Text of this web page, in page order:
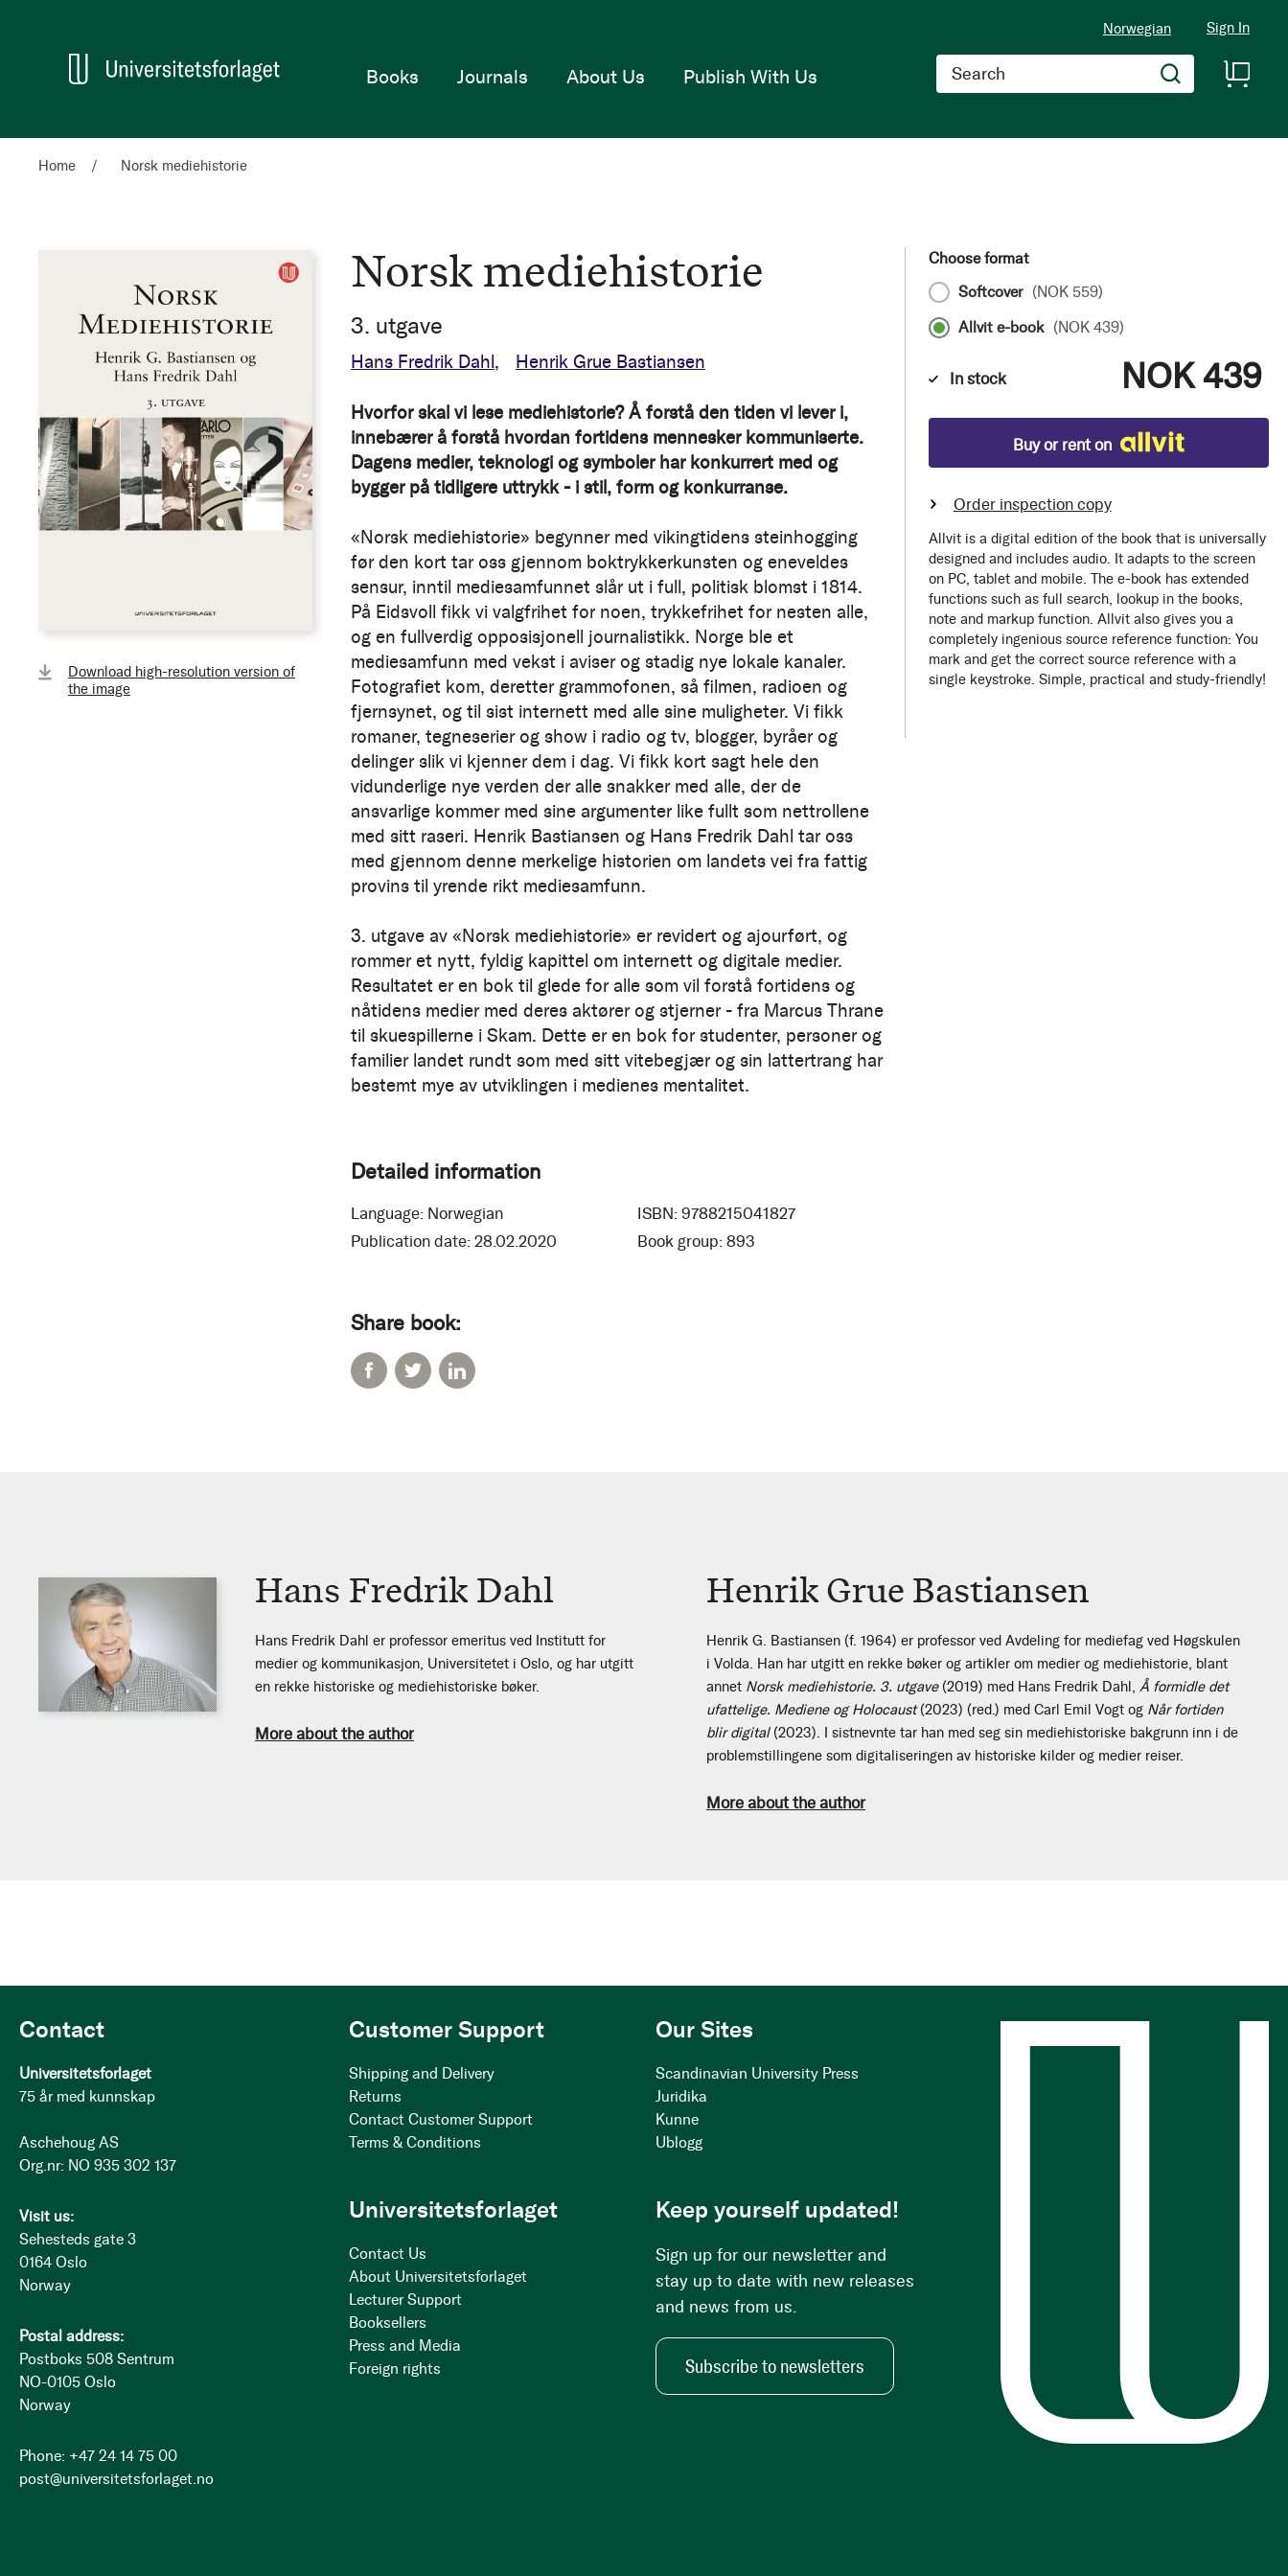
Norwegian Sign In
Search
Home
Books Journals About Us Publish With Us
Home Norsk mediehistorie
Download high-resolution version of
the image
Norsk mediehistorie
3. utgave
Hans Fredrik Dahl Henrik Grue Bastiansen
Hvorfor skal vi lese mediehistorie? Å forstå den tiden vi lever i,
innebærer å forstå hvordan fortidens mennesker kommuniserte.
Dagens medier, teknologi og symboler har konkurrert med og
bygger på tidligere uttrykk - i stil, form og konkurranse.
«Norsk mediehistorie» begynner med vikingtidens steinhogging
før den kort tar oss gjennom boktrykkerkunsten og eneveldes
sensur, inntil mediesamfunnet slår ut i full, politisk blomst i 1814.
På Eidsvoll fikk vi valgfrihet for noen, trykkefrihet for nesten alle,
og en fullverdig opposisjonell journalistikk. Norge ble et
mediesamfunn med vekst i aviser og stadig nye lokale kanaler.
Fotografiet kom, deretter grammofonen, så filmen, radioen og
fjernsynet, og til sist internett med alle sine muligheter. Vi fikk
romaner, tegneserier og show i radio og tv, blogger, byråer og
delinger slik vi kjenner dem i dag. Vi fikk kort sagt hele den
vidunderlige nye verden der alle snakker med alle, der de
ansvarlige kommer med sine argumenter like fullt som nettrollene
med sitt raseri. Henrik Bastiansen og Hans Fredrik Dahl tar oss
med gjennom denne merkelige historien om landets vei fra fattig
provins til yrende rikt mediesamfunn.
3. utgave av «Norsk mediehistorie» er revidert og ajourført, og
rommer et nytt, fyldig kapittel om internett og digitale medier.
Resultatet er en bok til glede for alle som vil forstå fortidens og
nåtidens medier med deres aktører og stjerner - fra Marcus Thrane
til skuespillerne i Skam. Dette er en bok for studenter, personer og
familier landet rundt som med sitt vitebegjær og sin lattertrang har
bestemt mye av utviklingen i medienes mentalitet.
Detailed information
Language: Norwegian ISBN: 9788215041827
Publication date: 28.02.2020 Book group: 893
Share book:
Choose format
Softcover (NOK 559)
Allvit e-book (NOK 439)
In stock NOK 439
Buy or rent on
Order inspection copy
Allvit is a digital edition of the book that is universally
designed and includes audio. It adapts to the screen
on PC, tablet and mobile. The e-book has extended
functions such as full search, lookup in the books,
note and markup function. Allvit also gives you a
completely ingenious source reference function: You
mark and get the correct source reference with a
single keystroke. Simple, practical and study-friendly!
Hans Fredrik Dahl
Hans Fredrik Dahl er professor emeritus ved Institutt for
medier og kommunikasjon, Universitetet i Oslo, og har utgitt
en rekke historiske og mediehistoriske bøker.
More about the author
Henrik Grue Bastiansen
Henrik G. Bastiansen (f. 1964) er professor ved Avdeling for mediefag ved Høgskulen
i Volda. Han har utgitt en rekke bøker og artikler om medier og mediehistorie, blant
annet Norsk mediehistorie. 3. utgave(2019) med Hans Fredrik Dahl, Å formidle det
ufattelige. Mediene og Holocaust(2023) (red.) med Carl Emil Vogt og Når fortiden
blir digital(2023). I sistnevnte tar han med seg sin mediehistoriske bakgrunn inn i de
problemstillingene som digitaliseringen av historiske kilder og medier reiser.
More about the author
Contact
Universitetsforlaget
75 år med kunnskap
Aschehoug AS
Org.nr: NO 935 302 137
Visit us:
Sehesteds gate 3
0164 Oslo
Norway
Postal address:
Postboks 508 Sentrum
NO-0105 Oslo
Norway
Phone: +47 24 14 75 00
post@universitetsforlaget.no
Customer Support
Shipping and Delivery
Returns
Contact Customer Support
Terms & Conditions
Our Sites
Scandinavian University Press
Juridika
Kunne
Ublogg
Universitetsforlaget
Contact Us
About Universitetsforlaget
Lecturer Support
Booksellers
Press and Media
Foreign rights
Keep yourself updated!
Sign up for our newsletter and
stay up to date with new releases
and news from us.
Subscribe to newsletters